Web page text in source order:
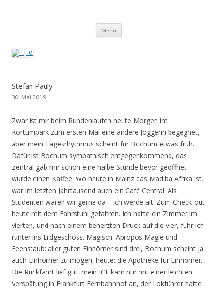
Menü Zum
springen
Stefan Pauly
30. Mai 2019
Zwar ist mir beim Rundenlaufen heute Morgen im
Kortumpark zum ersten Mal eine andere Joggerin begegnet,
aber mein Tagesrhythmus scheint für Bochum etwas früh.
Dafür ist Bochum sympathisch entgegenkommend, das
Zentral gab mir schon eine halbe Stunde bevor geöffnet
wurde einen Kaffee. Wo heute in Mainz das Madiba Afrika ist,
war im letzten Jahrtausend auch ein Café Central. Als
Studenten waren wir gerne da – ich werde alt. Zum Check-out
heute mit dem Fahrstuhl gefahren. Ich hatte ein Zimmer im
vierten, und nach einem beherzten Druck auf die vier, fuhr ich
runter ins Erdgeschoss. Magisch. Apropos Magie und
Feenstaub: aller guten Einhörner sind drei, Bochum scheint ja
auch Einhörner zu mögen, heute: die Apotheke für Einhörner.
Die Rückfahrt lief gut, mein ICE kam nur mit einer leichten
Verspätung in Frankfurt Fernbahnhof an, der Lokführer hatte